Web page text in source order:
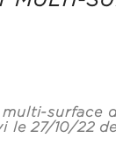
surface
27/10/22 de